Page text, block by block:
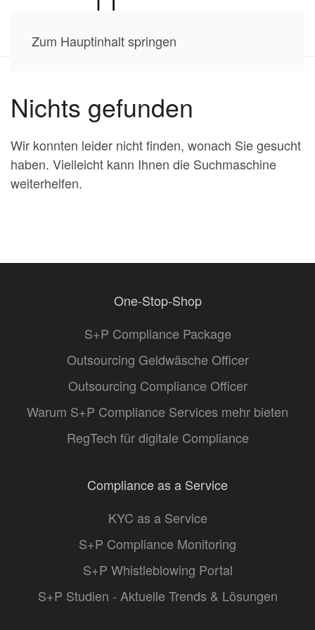
Zum Hauptinhalt springen
Nichts gefunden
Wir konnten leider nicht finden, wonach Sie gesucht
haben. Vielleicht kann Ihnen die Suchmaschine
weiterhelfen.
One-Stop-Shop
S+P Compliance Package
Outsourcing Geldwäsche Officer
Outsourcing Compliance Officer
Warum S+P Compliance Services mehr bieten
RegTech für digitale Compliance
Compliance as a Service
KYC as a Service
S+P Compliance Monitoring
S+P Whistleblowing Portal
S+P Studien - Aktuelle Trends & Lösungen